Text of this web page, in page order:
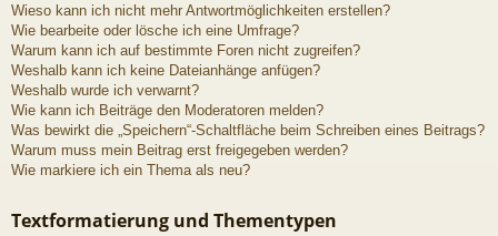
Wieso kann ich nicht mehr Antwortmöglichkeiten erstellen?
Wie bearbeite oder lösche ich eine Umfrage?
Warum kann ich auf bestimmte Foren nicht zugreifen?
Weshalb kann ich keine Dateianhänge anfügen?
Weshalb wurde ich verwarnt?
Wie kann ich Beiträge den Moderatoren melden?
Was bewirkt die „Speichern“-Schaltfläche beim Schreiben eines Beitrags?
Warum muss mein Beitrag erst freigegeben werden?
Wie markiere ich ein Thema als neu?
Textformatierung und Thementypen